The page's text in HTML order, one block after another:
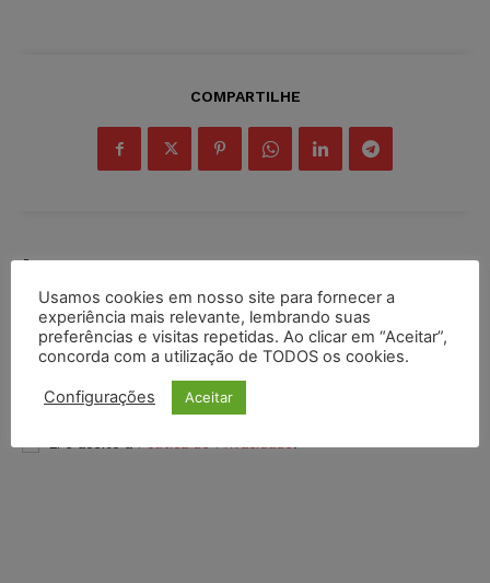
COMPARTILHE
Inscreva-se
INSCREVER
Li e aceito aPolítica de Privacidade.
Usamos cookies em nosso site para fornecer a
experiência mais relevante, lembrando suas
preferências e visitas repetidas. Ao clicar em “Aceitar”,
concorda com a utilização de TODOS os cookies.
Configurações Aceitar